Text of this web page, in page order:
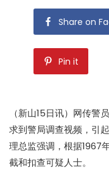
Share on
Pin it
（新山15日讯）网传警
求到警局调查视频，引
理总监强调，根据1967
截和扣查可疑人士。